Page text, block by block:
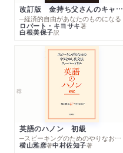
改訂版 金持ち父さんのキャッシュフロー・クワドラント
─経済的自由があなたのものになる
ロバート・キヨサキ著
白根美保子訳
英語のハノン 初級
─スピーキングのためのやりなおし英文法スーパードリル
横山雅彦著中村佐知子著